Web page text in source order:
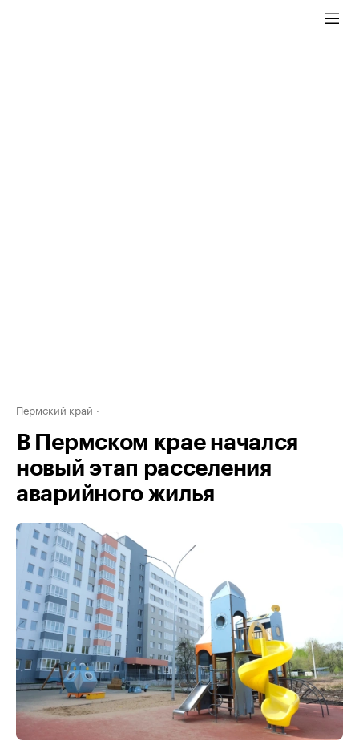
Пермский край
В Пермском крае начался
новый этап расселения
аварийного жилья